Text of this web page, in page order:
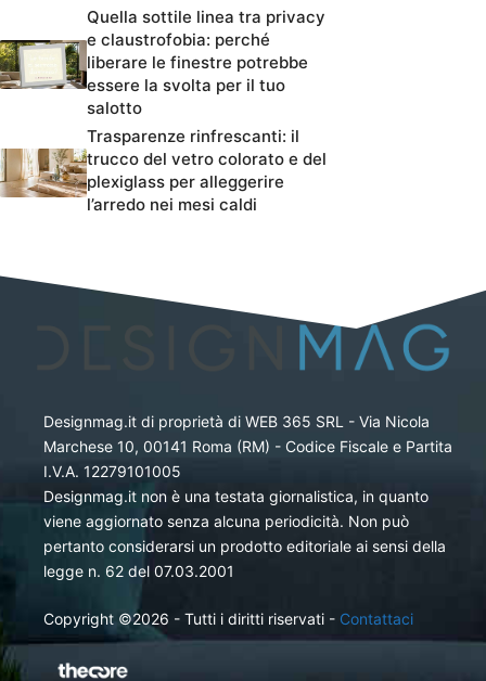
Quella sottile linea tra privacy
e claustrofobia: perché
liberare le finestre potrebbe
essere la svolta per il tuo
salotto
Trasparenze rinfrescanti: il
trucco del vetro colorato e del
plexiglass per alleggerire
l’arredo nei mesi caldi
Designmag.it di proprietà di WEB 365 SRL - Via Nicola
Marchese 10, 00141 Roma (RM) - Codice Fiscale e Partita
I.V.A. 12279101005
Designmag.it non è una testata giornalistica, in quanto
viene aggiornato senza alcuna periodicità. Non può
pertanto considerarsi un prodotto editoriale ai sensi della
legge n. 62 del 07.03.2001
Copyright ©2026 - Tutti i diritti riservati - Contattaci